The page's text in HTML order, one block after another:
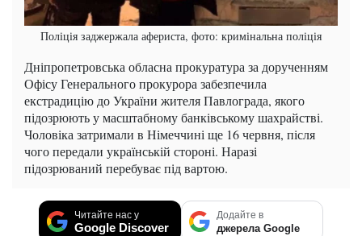
Поліція заджержала афериста, фото: кримінальна поліція
Дніпропетровська обласна прокуратура за дорученням
Офісу Генерального прокурора забезпечила
екстрадицію до України жителя Павлограда, якого
підозрюють у масштабному банківському шахрайстві.
Чоловіка затримали в Німеччині ще 16 червня, після
чого передали українській стороні. Наразі
підозрюваний перебуває під вартою.
Читайте нас у
Google Discover
Додайте в
джерела Google